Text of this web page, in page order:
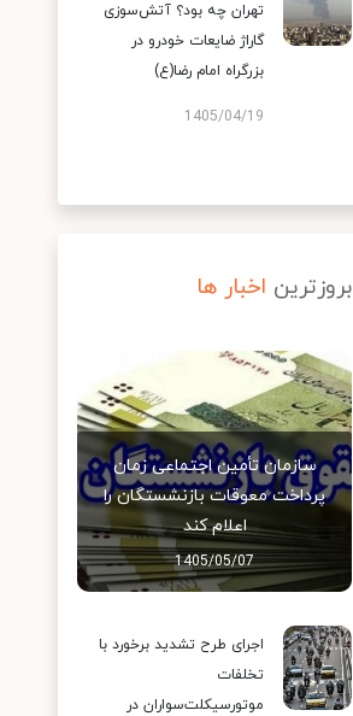
تهران چه بود؟ آتش‌سوزی
گاراژ ضایعات خودرو در
بزرگراه امام رضا(ع)
1405/04/19
بروزترین اخبار ها
سازمان تأمین اجتماعی زمان
پرداخت معوقات بازنشستگان را
اعلام کند
1405/05/07
اجرای طرح تشدید برخورد با
تخلفات
موتورسیکلت‌سواران در